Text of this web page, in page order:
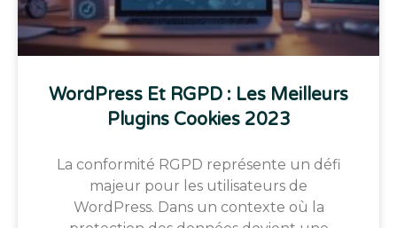
WordPress Et RGPD : Les Meilleurs
Plugins Cookies 2023
La conformité RGPD représente un défi
majeur pour les utilisateurs de
WordPress. Dans un contexte où la